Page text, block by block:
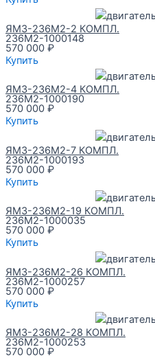
ЯМЗ-236М2-2 КОМПЛ.
236М2-1000148
570 000 ₽
Купить
ЯМЗ-236М2-4 КОМПЛ.
236М2-1000190
570 000 ₽
Купить
ЯМЗ-236М2-7 КОМПЛ.
236М2-1000193
570 000 ₽
Купить
ЯМЗ-236М2-19 КОМПЛ.
236М2-1000035
570 000 ₽
Купить
ЯМЗ-236М2-26 КОМПЛ.
236М2-1000257
570 000 ₽
Купить
ЯМЗ-236М2-28 КОМПЛ.
236М2-1000253
570 000 ₽